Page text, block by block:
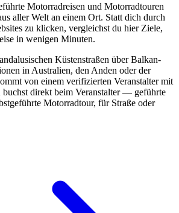
Motorradreisen und Motorradtouren
aller Welt an einem Ort. Statt dich durch
zu klicken, vergleichst du hier Ziele,
in wenigen Minuten.
Küstenstraßen über Balkan-
in Australien, den Anden oder der
von einem verifizierten Veranstalter mit
buchst direkt beim Veranstalter — geführte
Motorradtour, für Straße oder